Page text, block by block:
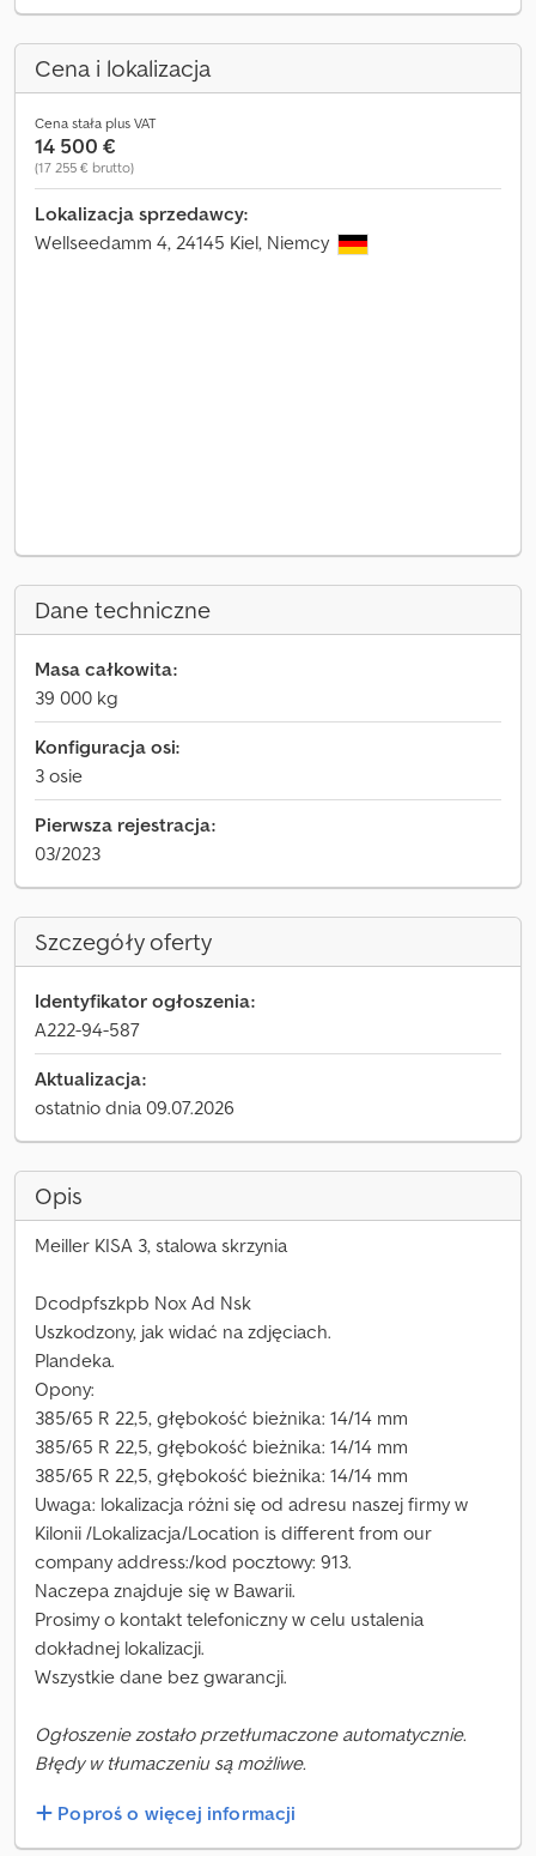
Cena i lokalizacja
Cena stała plus VAT
14 500 €
(17 255 € brutto)
Lokalizacja sprzedawcy:
Wellseedamm 4, 24145 Kiel, Niemcy
Dane techniczne
Masa całkowita:
39 000 kg
Konfiguracja osi:
3 osie
Pierwsza rejestracja:
03/2023
Szczegóły oferty
Identyfikator ogłoszenia:
A222-94-587
Aktualizacja:
ostatnio dnia 09.07.2026
Opis
Meiller KISA 3, stalowa skrzynia
Dcodpfszkpb Nox Ad Nsk
Uszkodzony, jak widać na zdjęciach.
Plandeka.
Opony:
385/65 R 22,5, głębokość bieżnika: 14/14 mm
385/65 R 22,5, głębokość bieżnika: 14/14 mm
385/65 R 22,5, głębokość bieżnika: 14/14 mm
Uwaga: lokalizacja różni się od adresu naszej firmy w
Kilonii /Lokalizacja/Location is different from our
company address:/kod pocztowy: 913.
Naczepa znajduje się w Bawarii.
Prosimy o kontakt telefoniczny w celu ustalenia
dokładnej lokalizacji.
Wszystkie dane bez gwarancji.
Ogłoszenie zostało przetłumaczone automatycznie.
Błędy w tłumaczeniu są możliwe.
Poproś o więcej informacji